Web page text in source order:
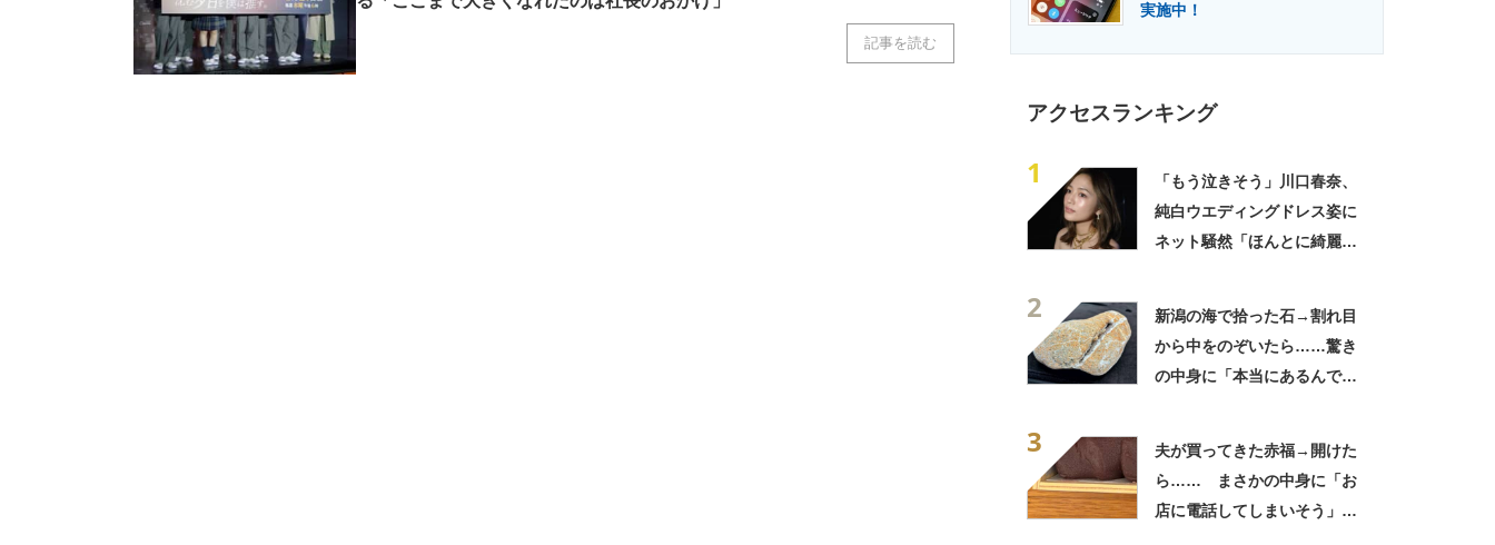
記事を読む
実施中！
アクセスランキング
1
「もう泣きそう」川口春奈、
純白ウエディングドレス姿に
ネット騒然「ほんとに綺麗」
2
新潟の海で拾った石→割れ目
から中をのぞいたら……驚き
の中身に「本当にあるんです
3
夫が買ってきた赤福→開けた
ら…… まさかの中身に「お
店に電話してしまいそう」